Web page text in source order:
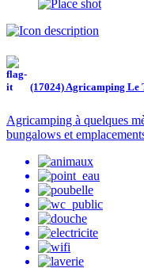
(17024) Agricamping Le
Agricamping à quelques
bungalows et